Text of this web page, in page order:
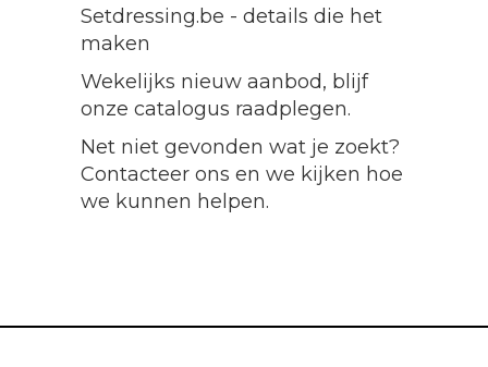
Setdressing.be - details die het
maken
Wekelijks nieuw aanbod, blijf
onze catalogus raadplegen.
Net niet gevonden wat je zoekt?
Contacteer ons en we kijken hoe
we kunnen helpen.